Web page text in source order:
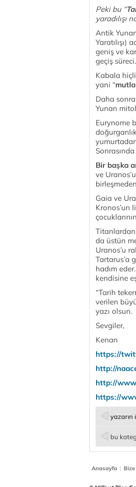
Peki bu “
yaradılışı
Antik
Yaratılışı)
geniş ve
geçiş
Kabala
yani “
Daha
Yunan
Eurynome
Bir başka
ve
Gaia ve
Kronos’un
da üstün
Uranos’u
Tartarus’a
hadım
kendisine
“Tarih
verilen
yazı olsun.
Sevgiler,
Kenan
https://
http://
http://
https://
yazarın
bu
Anasayfa | Bize